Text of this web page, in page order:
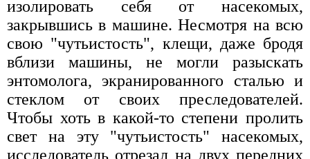
изолировать себя от насекомых,
закрывшись в машине. Несмотря на всю
свою "чутьистость", клещи, даже бродя
вблизи машины, не могли разыскать
энтомолога, экранированного сталью и
стеклом от своих преследователей.
Чтобы хоть в какой-то степени пролить
свет на эту "чутьистость" насекомых,
исследователь отрезал на двух передних